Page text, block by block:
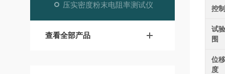
压实密度粉末电阻率测试仪
查看全部产品
控
试
围
位
度